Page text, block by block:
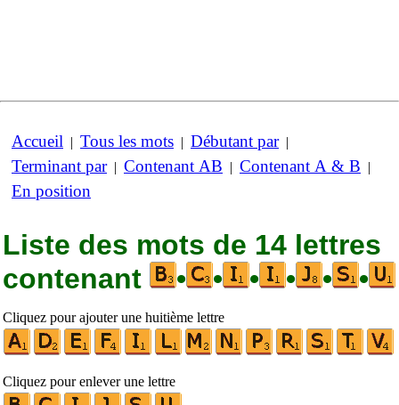
Accueil | Tous les mots | Débutant par|
Terminant par| Contenant AB | Contenant A & B |
En position
Liste des mots de 14 lettres
contenant
• • • • • •
Cliquez pour ajouter une huitième lettre
Cliquez pour enlever une lettre